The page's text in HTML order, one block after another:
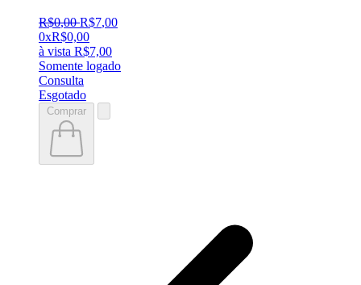
R$0,00 R$7,00
0xR$0,00
à vista R$7,00
Somente logado
Consulta
Esgotado
Comprar